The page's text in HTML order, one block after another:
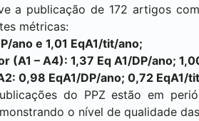
a publicação de 172 artigos
métricas:
ano e 1,01 EqA1/tit/ano;
(A1 – A4): 1,37 Eq A1/DP/ano;
0,98 EqA1/DP/ano; 0,72 EqA1/
do PPZ estão em
o nível de qualidade